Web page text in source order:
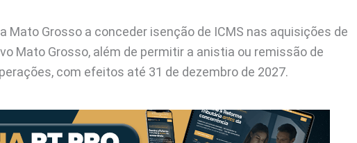
Mato Grosso a conceder isenção de ICMS nas aquisições de
Mato Grosso, além de permitir a anistia ou remissão de
com efeitos até 31 de dezembro de 2027.